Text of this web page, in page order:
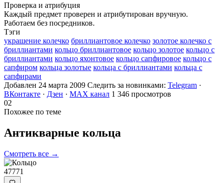
Проверка и атрибуция
Каждый предмет проверен и атрибутирован вручную.
Работаем без посредников.
Тэги
украшение колечко бриллиантовое колечко золотое колечко с
бриллиантами кольцо бриллиантовое кольцо золотое кольцо с
бриллиантами кольцо яхонтовое кольцо сапфировое кольцо с
сапфиром кольца золотые кольца с бриллиантами кольца с
сапфирами
Добавлен 24 марта 2009 Следить за новинками: Telegram ·
ВКонтакте · Дзен · MAX канал 1 346 просмотров
02
Похожее по теме
Антикварные кольца
Смотреть все →
47771